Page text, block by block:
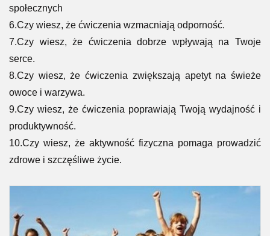
społecznych
6.Czy wiesz, że ćwiczenia wzmacniają odporność.
7.Czy wiesz, że ćwiczenia dobrze wpływają na Twoje
serce.
8.Czy wiesz, że ćwiczenia zwiększają apetyt na świeże
owoce i warzywa.
9.Czy wiesz, że ćwiczenia poprawiają Twoją wydajność i
produktywność.
10.Czy wiesz, że aktywność fizyczna pomaga prowadzić
zdrowe i szczęśliwe życie.